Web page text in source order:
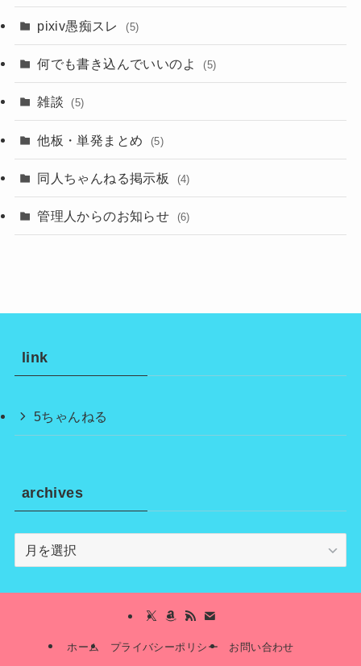
pixiv愚痴スレ (5)
何でも書き込んでいいのよ (5)
雑談 (5)
他板・単発まとめ (5)
同人ちゃんねる掲示板 (4)
管理人からのお知らせ (6)
link
5ちゃんねる
archives
archives
ホーム プライバシーポリシー お問い合わせ